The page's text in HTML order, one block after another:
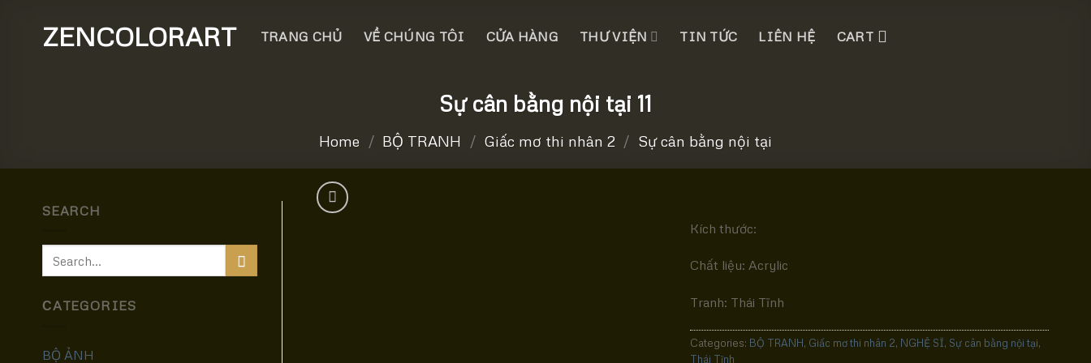
contentZENCOLORART TRANG CHỦ VỀ CHÚNG TÔI CỬA HÀNG THƯ VIỆN TIN TỨC LIÊN HỆ CART
Sự cân bằng nội tại 11
Home / BỘ TRANH / Giấc mơ thi nhân 2 / Sự cân bằng nội tại
SEARCH
СATEGORIES
BỘ ẢNH
Kích thước:
Chất liệu: Acrylic
Tranh: Thái Tĩnh
Categories: BỘ TRANH, Giấc mơ thi nhân 2, NGHỆ SĨ, Sự cân bằng nội tại,
Thái Tĩnh